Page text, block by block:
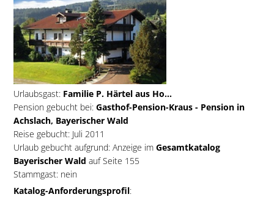
Urlaubsgast:Familie P. Härtel aus Ho...
Pension gebucht bei:Gasthof-Pension-Kraus - Pension in
Achslach, Bayerischer Wald
Reise gebucht: Juli 2011
Urlaub gebucht aufgrund: Anzeige im Gesamtkatalog
Bayerischer Wald auf Seite 155
Stammgast: nein
Katalog-Anforderungsprofil: